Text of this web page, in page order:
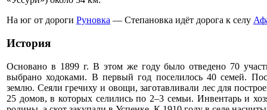
На юг от дороги Руновка — Степановка идёт дорога к селу
История
Основано в 1899 г. В этом же году было отведено 70
выбрано ходоками. В первый год поселилось 40 семей.
землю. Сеяли гречиху и овощи, заготавливали лес для
25 домов, в которых селились по 2–3 семьи. Инвентарь и